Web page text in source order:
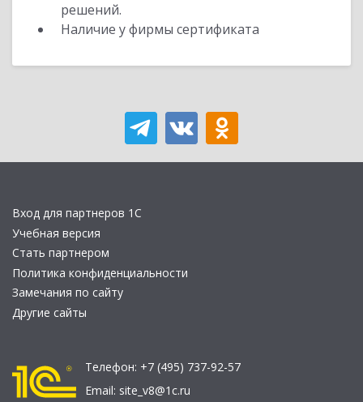
решений.
Наличие у фирмы сертификата
Вход для партнеров 1С
Учебная версия
Стать партнером
Политика конфиденциальности
Замечания по сайту
Другие сайты
Телефон: +7 (495) 737-92-57
Email: site_v8@1c.ru